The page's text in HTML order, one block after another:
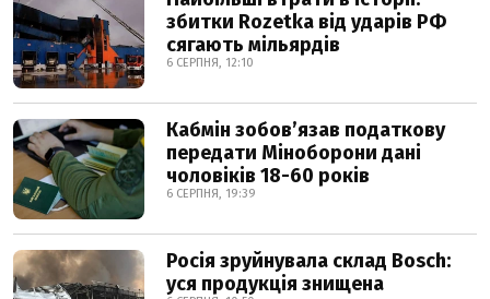
збитки Rozetka від ударів РФ
сягають мільярдів
6 СЕРПНЯ, 12:10
Кабмін зобовʼязав податкову
передати Міноборони дані
чоловіків 18-60 років
6 СЕРПНЯ, 19:39
Росія зруйнувала склад Bosch:
уся продукція знищена